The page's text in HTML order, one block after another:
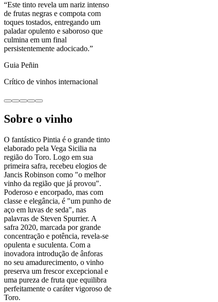
“Este tinto revela um nariz intenso
de frutas negras e compota com
toques tostados, entregando um
paladar opulento e saboroso que
culmina em um final
persistentemente adocicado.”
Guia Peñin
Crítico de vinhos internacional
Sobre o vinho
O fantástico Pintia é o grande tinto
elaborado pela Vega Sicilia na
região do Toro. Logo em sua
primeira safra, recebeu elogios de
Jancis Robinson como "o melhor
vinho da região que já provou".
Poderoso e encorpado, mas com
classe e elegância, é "um punho de
aço em luvas de seda", nas
palavras de Steven Spurrier. A
safra 2020, marcada por grande
concentração e potência, revela-se
opulenta e suculenta. Com a
inovadora introdução de ânforas
no seu amadurecimento, o vinho
preserva um frescor excepcional e
uma pureza de fruta que equilibra
perfeitamente o caráter vigoroso de
Toro.